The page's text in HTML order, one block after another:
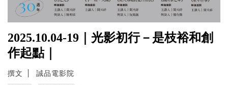
2025.10.04-19｜光影初行－是枝裕和創
作起點｜
撰文 誠品電影院